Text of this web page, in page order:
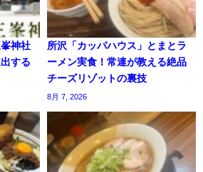
神社
する
所沢「カッパハウス」とまとラ
ーメン実食！常連が教える絶品
チーズリゾットの裏技
8月 7, 2026